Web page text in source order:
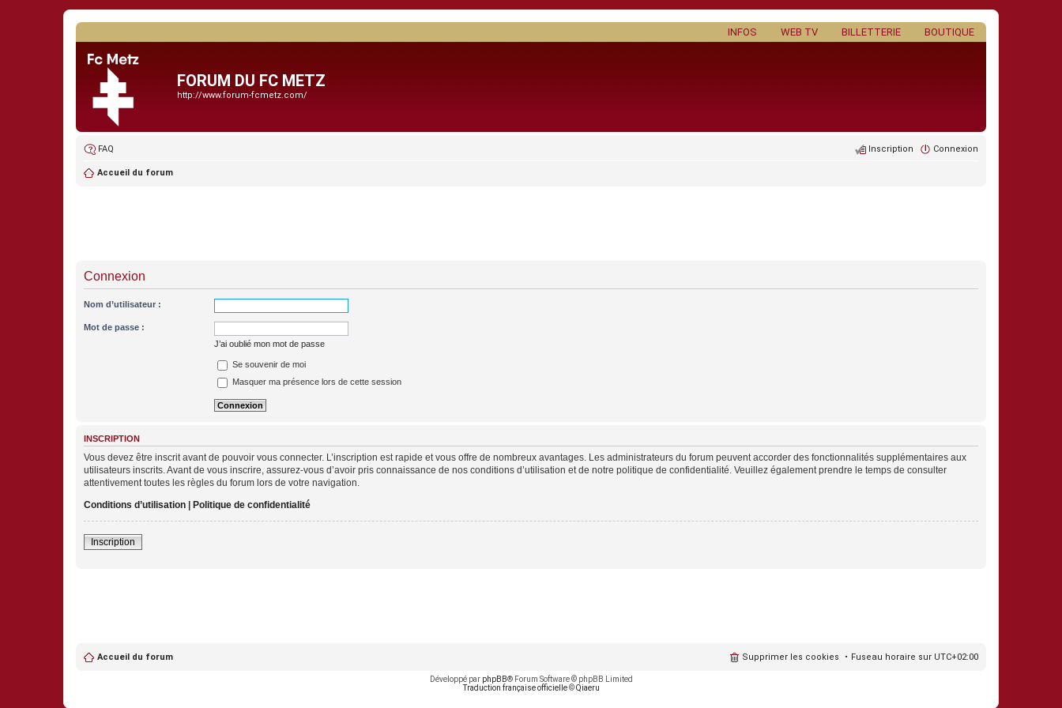
BOUTIQUE
BILLETTERIE
WEB TV
INFOS
FORUM DU FC METZ
http://www.forum-fcmetz.com/
FAQ Connexion
Inscription
Accueil du forum
Connexion
Nom d’utilisateur :
Mot de passe :
J’ai oublié mon mot de passe
Se souvenir de moi
Masquer ma présence lors de cette session
INSCRIPTION
Vous devez être inscrit avant de pouvoir vous connecter. L’inscription est rapide et vous offre de nombreux avantages. Les administrateurs du forum peuvent accorder des fonctionnalités supplémentaires aux
utilisateurs inscrits. Avant de vous inscrire, assurez-vous d’avoir pris connaissance de nos conditions d’utilisation et de notre politique de confidentialité. Veuillez également prendre le temps de consulter
attentivement toutes les règles du forum lors de votre navigation.
Conditions d’utilisation | Politique de confidentialité
Inscription
Accueil du forum Fuseau horaire sur UTC+02:00
Supprimer les cookies
Développé par phpBB® Forum Software © phpBB Limited
Traduction française officielle©Qiaeru